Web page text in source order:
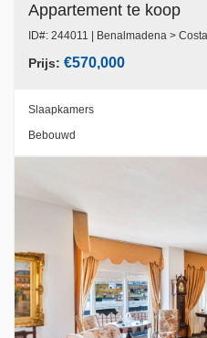
Appartement te koop
ID#: 244011 | Benalmadena >
Prijs: €570,000
Slaapkamers
Bebouwd